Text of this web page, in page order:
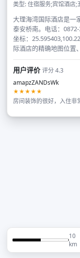
类型: 住宿服务;宾馆酒店;
大理海湾国际酒店是一
泰安桥南。电话：
坐标：
际酒店的精确地图位置
用户评价评分 4.3
amapzZANDsWk
★★★★★
房间装饰的很好，入住非
10
km